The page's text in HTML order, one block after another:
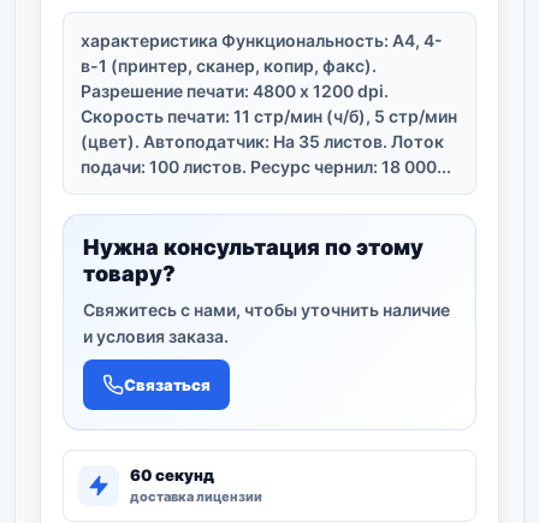
характеристика Функциональность: A4, 4-
в-1 (принтер, сканер, копир, факс).
Разрешение печати: 4800 x 1200 dpi.
Скорость печати: 11 стр/мин (ч/б), 5 стр/мин
(цвет). Автоподатчик: На 35 листов. Лоток
подачи: 100 листов. Ресурс чернил: 18 000...
Нужна консультация по этому
товару?
Свяжитесь с нами, чтобы уточнить наличие
и условия заказа.
Связаться
60 секунд
доставка лицензии